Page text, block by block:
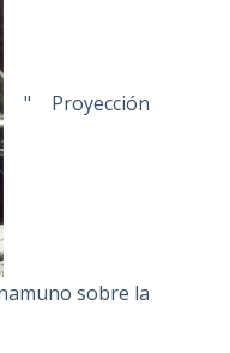
" Proyección
sobre la